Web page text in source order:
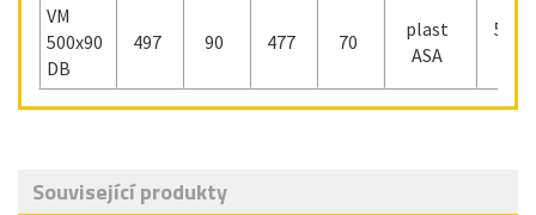
VM
500x90
DB
497 90 477 70
plast
ASA
500 x
Související produkty